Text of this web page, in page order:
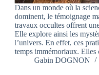
Dans un monde où la
dominent, le témoignage
travaux occultes offrent
Elle explore ainsi les
l’univers. En effet, ces
temps immémoriaux.
Gabin DOGNON